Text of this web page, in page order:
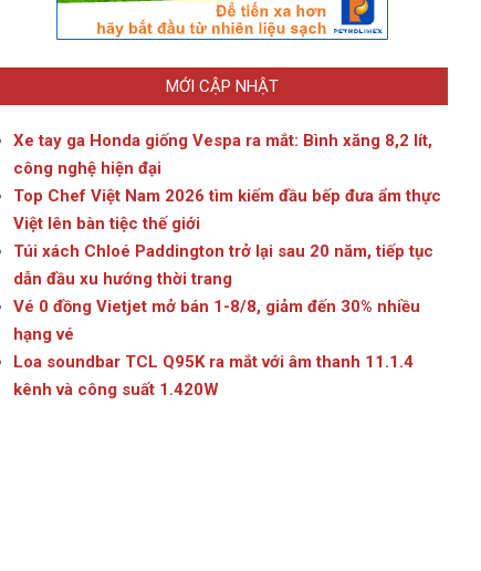
MỚI CẬP NHẬT
Xe tay ga Honda giống Vespa ra mắt: Bình xăng 8,2 lít,
công nghệ hiện đại
Top Chef Việt Nam 2026 tìm kiếm đầu bếp đưa ẩm thực
Việt lên bàn tiệc thế giới
Túi xách Chloé Paddington trở lại sau 20 năm, tiếp tục
dẫn đầu xu hướng thời trang
Vé 0 đồng Vietjet mở bán 1-8/8, giảm đến 30% nhiều
hạng vé
Loa soundbar TCL Q95K ra mắt với âm thanh 11.1.4
kênh và công suất 1.420W